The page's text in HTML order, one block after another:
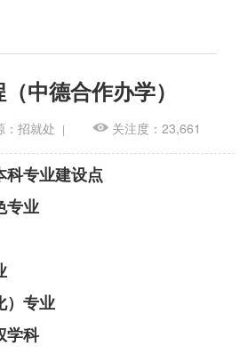
中德合作办学）
：招就处 | 关注度：23,661
科专业建设点
专业
）专业
学科